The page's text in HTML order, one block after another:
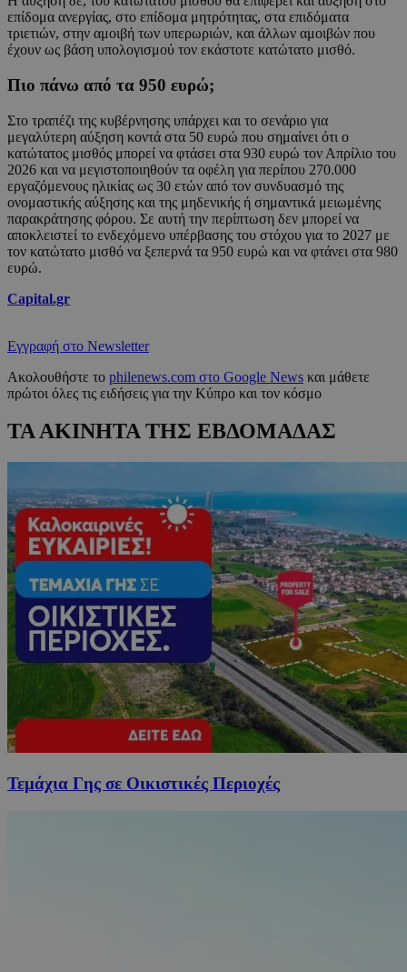
επίδομα ανεργίας, στο επίδομα μητρότητας, στα επιδόματα
τριετιών, στην αμοιβή των υπερωριών, και άλλων αμοιβών που
έχουν ως βάση υπολογισμού τον εκάστοτε κατώτατο μισθό.
Πιο πάνω από τα 950 ευρώ;
Στο τραπέζι της κυβέρνησης υπάρχει και το σενάριο για
μεγαλύτερη αύξηση κοντά στα 50 ευρώ που σημαίνει ότι ο
κατώτατος μισθός μπορεί να φτάσει στα 930 ευρώ τον Απρίλιο του
2026 και να μεγιστοποιηθούν τα οφέλη για περίπου 270.000
εργαζόμενους ηλικίας ως 30 ετών από τον συνδυασμό της
ονομαστικής αύξησης και της μηδενικής ή σημαντικά μειωμένης
παρακράτησης φόρου. Σε αυτή την περίπτωση δεν μπορεί να
αποκλειστεί το ενδεχόμενο υπέρβασης του στόχου για το 2027 με
τον κατώτατο μισθό να ξεπερνά τα 950 ευρώ και να φτάνει στα 980
ευρώ.
Capital.gr
Εγγραφή στο Newsletter
Ακολουθήστε το philenews.com στο Google News και μάθετε
πρώτοι όλες τις ειδήσεις για την Κύπρο και τον κόσμο
ΤΑ ΑΚΙΝΗΤΑ ΤΗΣ ΕΒΔΟΜΑΔΑΣ
Τεμάχια Γης σε Οικιστικές Περιοχές